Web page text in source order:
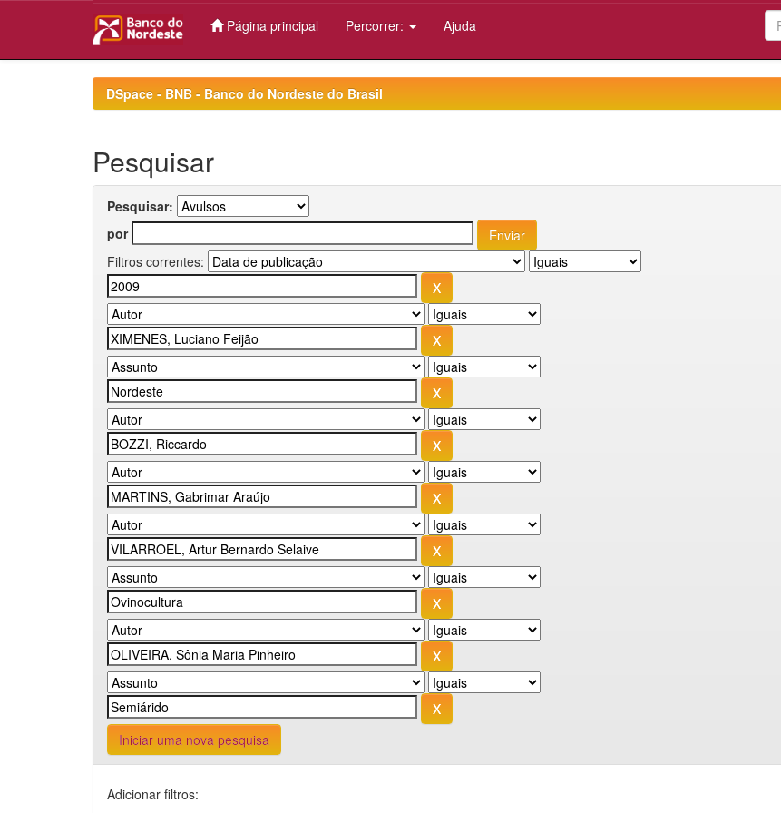
Página principal Percorrer: Ajuda
DSpace - BNB - Banco do Nordeste do Brasil
Pesquisar
Pesquisar:
por
Filtros correntes:
Iniciar uma nova pesquisa
Adicionar filtros: